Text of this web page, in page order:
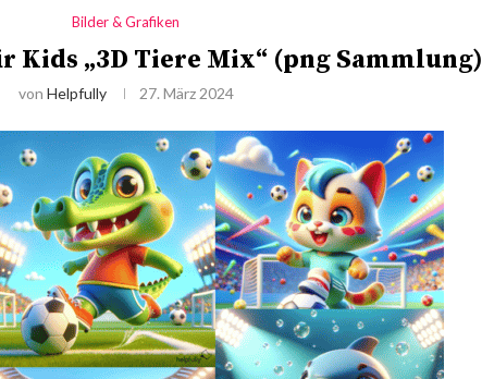
Bilder & Grafiken
Kids „3D Tiere Mix“ (png Sammlung)
von Helpfully 27. März 2024